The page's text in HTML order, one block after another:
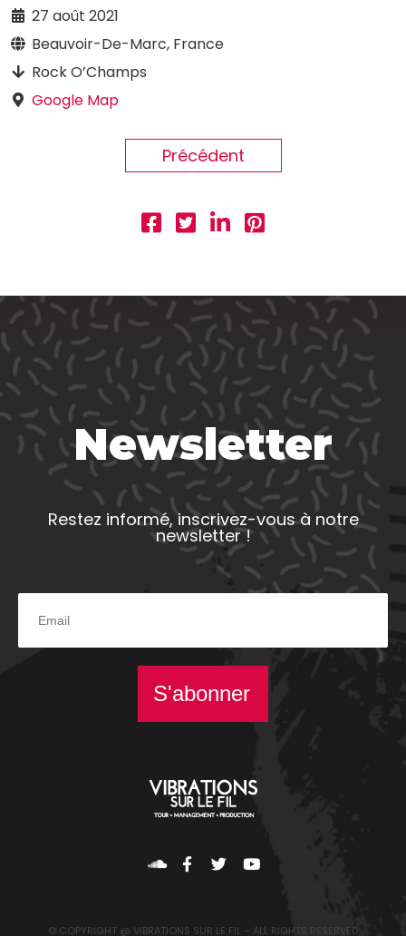
27 août 2021
Beauvoir-De-Marc, France
Rock O’Champs
Google Map
Précédent
Newsletter
Restez informé, inscrivez-vous à notre
newsletter !
S'abonner
© COPYRIGHT @ VIBRATIONS SUR LE FIL – ALL RIGHTS RESERVED